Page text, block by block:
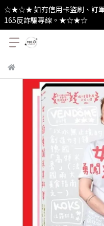
☆★☆★ 如有信用卡盜刷、訂單
165反詐騙專線。★☆★☆